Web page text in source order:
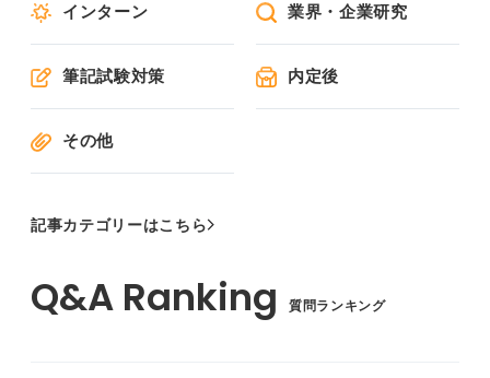
インターン 業界・企業研究
筆記試験対策 内定後
その他
記事カテゴリーはこちら
質問ランキング